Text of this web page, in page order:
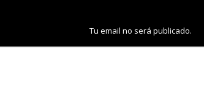
Tu email no será publicado.